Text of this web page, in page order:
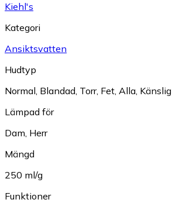
Kiehl's
Kategori
Ansiktsvatten
Hudtyp
Normal, Blandad, Torr, Fet, Alla, Känslig
Lämpad för
Dam, Herr
Mängd
250 ml/g
Funktioner